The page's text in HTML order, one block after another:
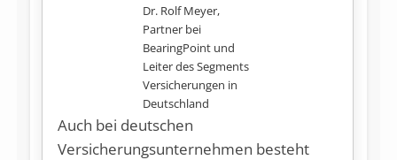
Dr. Rolf Meyer,
Partner bei
BearingPoint und
Leiter des Segments
Versicherungen in
Deutschland
Auch bei deutschen
Versicherungsunternehmen besteht